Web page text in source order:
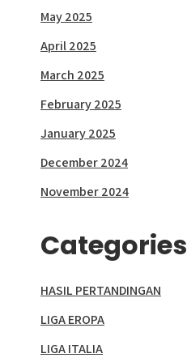
May 2025
April 2025
March 2025
February 2025
January 2025
December 2024
November 2024
Categories
HASIL PERTANDINGAN
LIGA EROPA
LIGA ITALIA